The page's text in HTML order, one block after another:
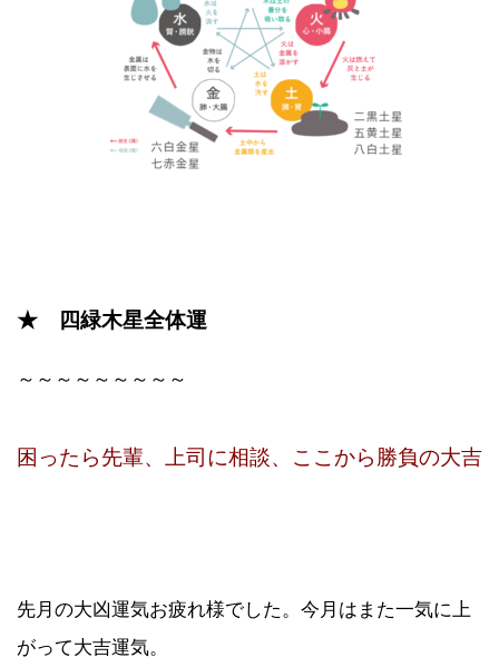
★ 四緑木星全体運
～～～～～～～～～
困ったら先輩、上司に相談、ここから勝負の大吉
先月の大凶運気お疲れ様でした。今月はまた一気に上
がって大吉運気。